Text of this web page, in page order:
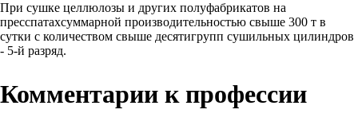
При сушке целлюлозы и других полуфабрикатов на
пресспатахсуммарной производительностью свыше 300 т в
сутки с количеством свыше десятигрупп сушильных цилиндров
- 5-й разряд.
Комментарии к профессии